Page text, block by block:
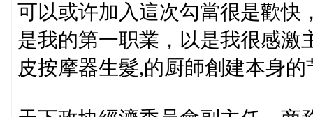
可以或许加入這次勾當很是歡快
是我的第一职業，以是我很感激
皮按摩器生髮,的厨師創建本身的